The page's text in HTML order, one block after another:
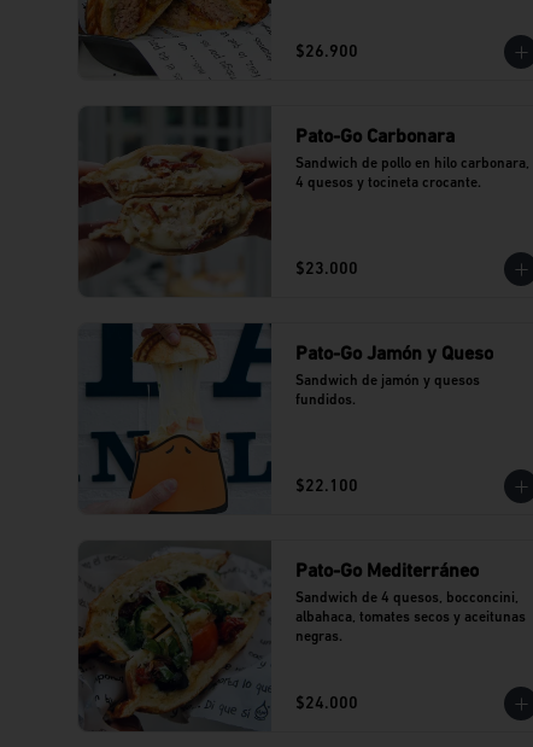
$26.900
Pato-Go Carbonara
Sandwich de pollo en hilo carbonara,
4 quesos y tocineta crocante.
$23.000
Pato-Go Jamón y Queso
Sandwich de jamón y quesos
fundidos.
$22.100
Pato-Go Mediterráneo
Sandwich de 4 quesos, bocconcini,
albahaca, tomates secos y aceitunas
negras.
$24.000